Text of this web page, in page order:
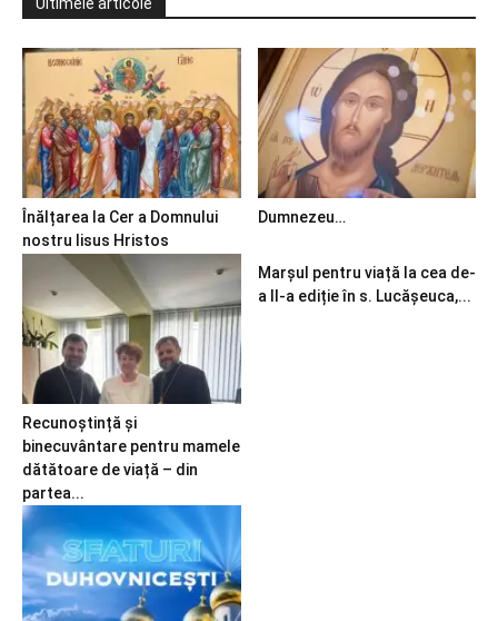
Înălțarea la Cer a Domnului
nostru Iisus Hristos
Dumnezeu…
Recunoștință și
binecuvântare pentru mamele
dătătoare de viață – din
partea...
Marșul pentru viață la cea de-
a II-a ediție în s. Lucășeuca,...